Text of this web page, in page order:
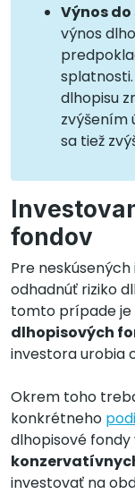
Výnos
výnos
dlhopisu
zvýšením
sa tiež
fondov
Pre
odhadnúť riziko
tomto prípade
dlhopisových
investora urobia
Okrem toho
konkrétneho
dlhopisové
investovať na